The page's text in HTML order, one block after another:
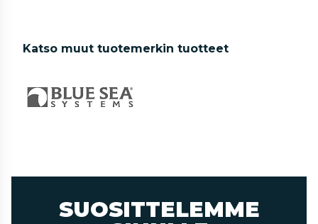
Katso muut tuotemerkin tuotteet
SUOSITTELEMME